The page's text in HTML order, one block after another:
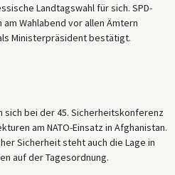
Landtagswahl für sich. SPD-
Wahlabend vor allen Ämtern
Ministerpräsident bestätigt.
sich bei der 45. Sicherheitskonferenz
am NATO-Einsatz in Afghanistan.
Sicherheit steht auch die Lage in
auf der Tagesordnung.